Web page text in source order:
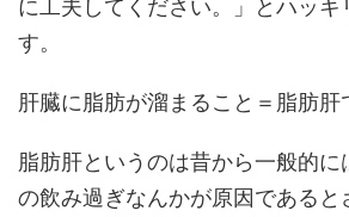
に工夫してください。」とハッキ
す。
肝臓に脂肪が溜まること＝脂肪肝
脂肪肝というのは昔から一般的
の飲み過ぎなんかが原因であると